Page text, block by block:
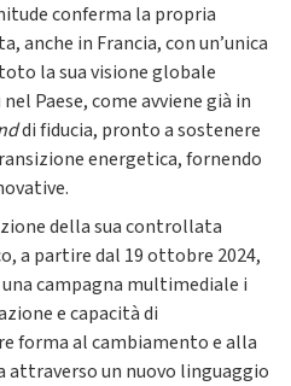
conferma la propria
anche in Francia, con un’unica
la sua visione globale
Paese, come avviene già in
di fiducia, pronto a sostenere
energetica, fornendo
della sua controllata
a partire dal 19 ottobre 2024,
campagna multimediale i
e capacità di
forma al cambiamento e alla
attraverso un nuovo linguaggio